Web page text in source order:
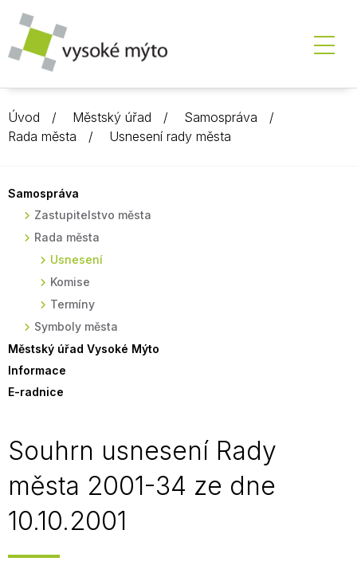
Úvod Městský úřad
Samospráva
Rada města
Usnesení rady města
Samospráva
Zastupitelstvo města
Rada města
Usnesení
Komise
Termíny
Symboly města
Městský úřad Vysoké Mýto
Informace
E-radnice
Souhrn usnesení Rady
města 2001-34 ze dne
10.10.2001